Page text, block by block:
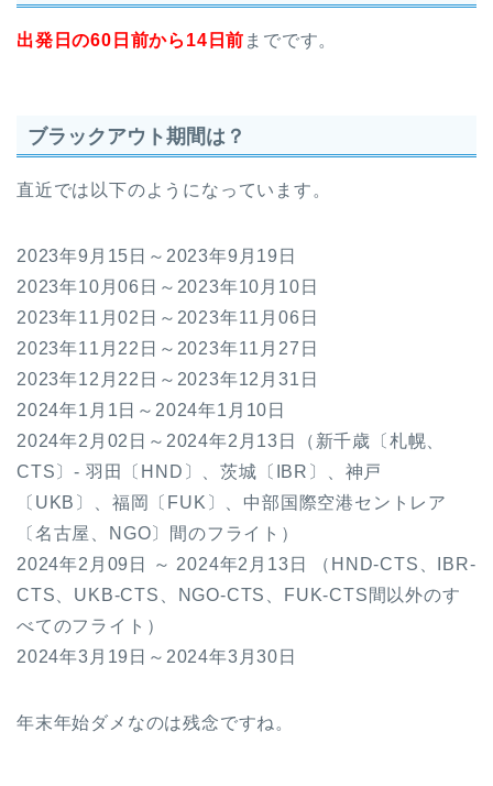
出発日の60日前から14日前 までです。
ブラックアウト期間は？
直近では以下のようになっています。
2023年9月15日～2023年9月19日
2023年10月06日～2023年10月10日
2023年11月02日～2023年11月06日
2023年11月22日～2023年11月27日
2023年12月22日～2023年12月31日
2024年1月1日～2024年1月10日
2024年2月02日～2024年2月13日（新千歳〔札幌、
CTS〕- 羽田〔HND〕、茨城〔IBR〕、神戸
〔UKB〕、福岡〔FUK〕、中部国際空港セントレア
〔名古屋、NGO〕間のフライト）
2024年2月09日 ～ 2024年2月13日 （HND-CTS、IBR-
CTS、UKB-CTS、NGO-CTS、FUK-CTS間以外のす
べてのフライト）
2024年3月19日～2024年3月30日
年末年始ダメなのは残念ですね。